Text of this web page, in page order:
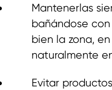
Mantenerlas
bañándose
bien la zona,
naturalmente
Evitar